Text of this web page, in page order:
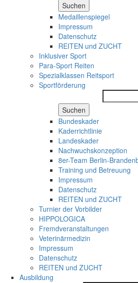
Suchen
Medaillenspiegel
Impressum
Datenschutz
REITEN und ZUCHT
Inklusiver Sport
Para-Sport Reiten
Spezialklassen Reitsport
Sportförderung
Suchen
Bundeskader
Kaderrichtlinie
Landeskader
Nachwuchskonzeption
8er-Team Berlin-
Training und Betreuung
Impressum
Datenschutz
REITEN und ZUCHT
Turnier der Vorbilder
HIPPOLOGICA
Fremdveranstaltungen
Veterinärmedizin
Impressum
Datenschutz
REITEN und ZUCHT
Ausbildung